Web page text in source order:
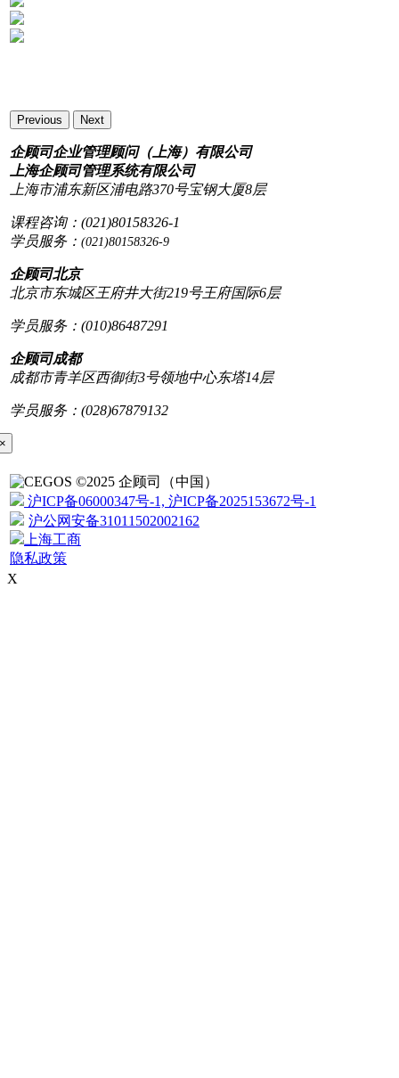
Previous Next
企顾司企业管理顾问（上海）有限公司
上海企顾司管理系统有限公司
上海市浦东新区浦电路370号宝钢大厦8层
课程咨询：(021)80158326-1
学员服务： (021)80158326-9
企顾司北京
北京市东城区王府井大街219号王府国际6层
学员服务：(010)86487291
企顾司成都
成都市青羊区西御街3号领地中心东塔14层
学员服务：(028)67879132
©2025 企顾司（中国）
沪ICP备06000347号-1, 沪ICP备2025153672号-1
沪公网安备31011502002162
上海工商
隐私政策
X